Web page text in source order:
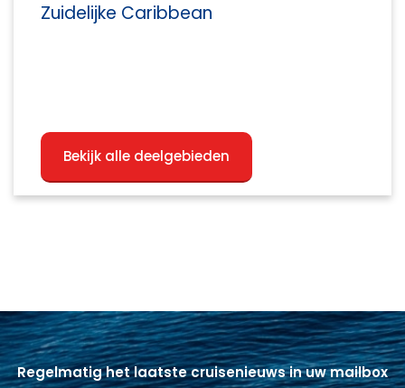
Zuidelijke Caribbean
Bekijk alle deelgebieden
Regelmatig het laatste cruisenieuws in uw mailbox